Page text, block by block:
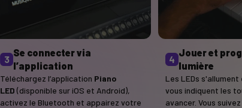
3
Se connecter via
l’application
Téléchargez l’application Piano
LED (disponible sur iOS et Android),
activez le Bluetooth et appairez votre
4
Jouer et
lumière
Les LEDs
vous indiquent les
avancer. Vous